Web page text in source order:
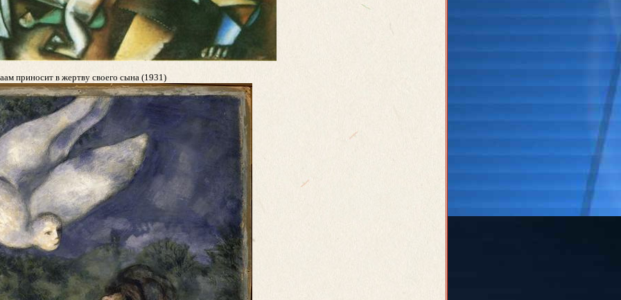
приносит в жертву своего сына (1931)